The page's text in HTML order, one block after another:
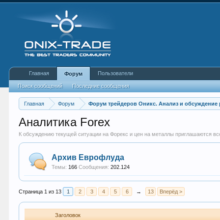
Главная Форум Форум трейдеров Оникс. Анализ и обсуждение
Аналитика Forex
К обсуждению текущей ситуации на Форекс и цен на металлы приглашаются
Архив Еврофлуда
Темы: 166 Сообщения: 202.124
Страница 1 из 13 1 2 3 4 5 6 → 13 Вперёд >
Заголовок
Главная Форум
Поиск сообщений Последние сообщения
Пользователи